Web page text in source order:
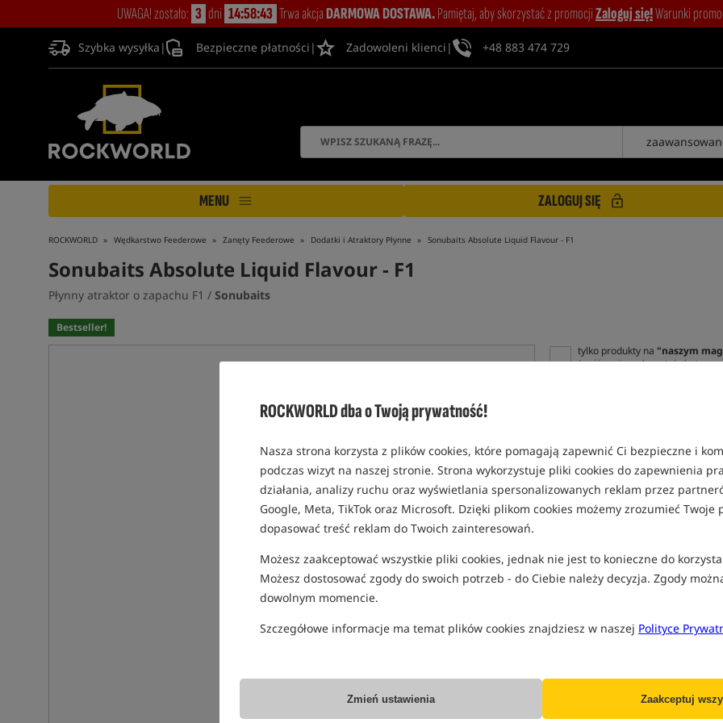
ROCKWORLD dba o Twoją prywatność!
Nasza strona korzysta z plików cookies, które pomagają zapewnić Ci bezpieczne i
podczas wizyt na naszej stronie. Strona wykorzystuje pliki cookies do zapewnienia
działania, analizy ruchu oraz wyświetlania spersonalizowanych reklam przez
Google, Meta, TikTok oraz Microsoft. Dzięki plikom cookies możemy zrozumieć Twoje
dopasować treść reklam do Twoich zainteresowań.
Możesz zaakceptować wszystkie pliki cookies, jednak nie jest to konieczne do
Możesz dostosować zgody do swoich potrzeb - do Ciebie należy decyzja. Zgody
dowolnym momencie.
Szczegółowe informacje ma temat plików cookies znajdziesz w naszej Polityce
Zmień ustawienia Zaakceptuj
UWAGA! zostało: 3 dni 14:58:42 Trwa akcjaDARMOWA DOSTAWA.Pamiętaj, aby skorzystać z promocjiZaloguj się!Warunki
Szybka wysyłka | Bezpieczne płatności | Zadowoleni klienci | +48 883 474 729
MENU ZALOGUJ SIĘ
ROCKWORLD Wędkarstwo Feederowe Zanęty Feederowe Dodatki i Atraktory Płynne Sonubaits Absolute Liquid Flavour - F1
Sonubaits Absolute Liquid Flavour - F1
Płynny atraktor o zapachu F1 / Sonubaits
Bestseller!
tylko produkty na "naszym
(część opcji mogła zostać ukryta
MPN: S1850065
EAN: 5056317724936
0,17
SPODZIEWANA WYSYŁKA
Wszystkie podane ceny zawierają
7.99 PLN